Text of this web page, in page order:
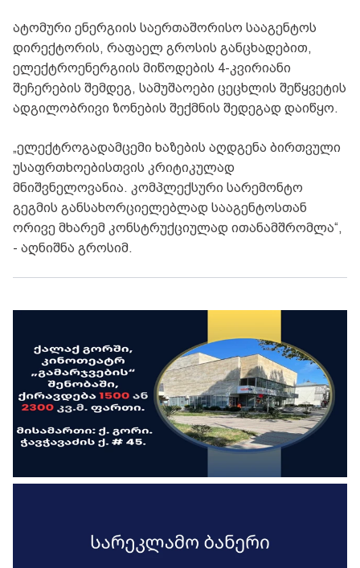
ატომური ენერგიის საერთაშორისო სააგენტოს
დირექტორის, რაფაელ გროსის განცხადებით,
ელექტროენერგიის მიწოდების 4-კვირიანი
შეჩერების შემდეგ, სამუშაოები ცეცხლის შეწყვეტის
ადგილობრივი ზონების შექმნის შედეგად დაიწყო.
„ელექტროგადამცემი ხაზების აღდგენა ბირთვული
უსაფრთხოებისთვის კრიტიკულად
მნიშვნელოვანია. კომპლექსური სარემონტო
გეგმის განსახორციელებლად სააგენტოსთან
ორივე მხარემ კონსტრუქციულად ითანამშრომლა“,
- აღნიშნა გროსიმ.